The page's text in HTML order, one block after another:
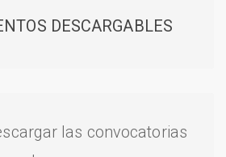
DESCARGABLES
las convocatorias